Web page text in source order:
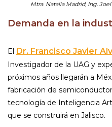
Mtra. Natalia Madrid, Ing.
Demanda en la
El Dr. Francisco Javier
Investigador de la UAG y
próximos años llegarán a
fabricación de
tecnología de Inteligencia
que se construirá en Jalisco.